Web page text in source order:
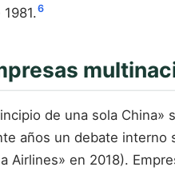
6
de una sola
años un debate
Airlines» en 2018).